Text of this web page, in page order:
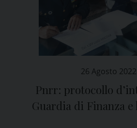
26 Agosto 2022
Pnrr: protocollo
Guardia di Finanza e